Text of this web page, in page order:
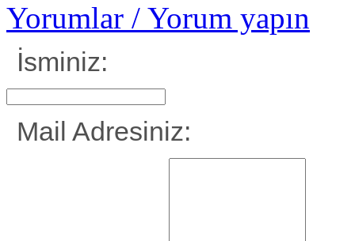
Yorumlar / Yorum yapın
İsminiz:
Mail Adresiniz: